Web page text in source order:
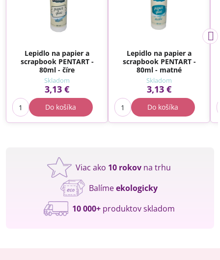
Lepidlo na papier a
scrapbook PENTART -
80ml - číre
Skladom
3,13 €
Do košíka
Lepidlo na papier a
scrapbook PENTART -
80ml - matné
Skladom
3,13 €
Do košíka
Viac ako 10 rokov na trhu
Balímeekologicky
10 000+produktov skladom